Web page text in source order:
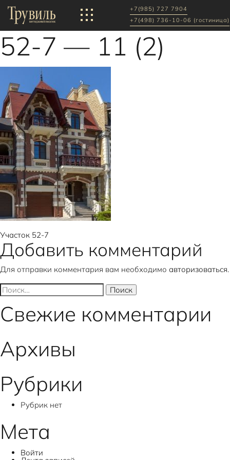
+7(985) 727 7904
+7(498) 736-10-06 (гостиница)
52-7 — 11 (2)
Навигация
по
записям
Участок 52-7
Добавить комментарий
Для отправки комментария вам необходимо авторизоваться.
Найти:
Свежие комментарии
Архивы
Рубрики
Рубрик нет
Мета
Войти